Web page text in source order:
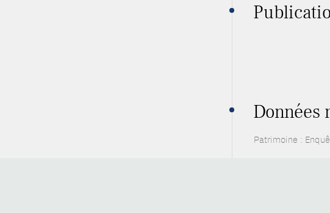
Données
Patrimoine :